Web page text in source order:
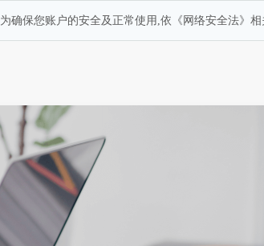
为确保您账户的安全及正常使用,依《网络安全法》